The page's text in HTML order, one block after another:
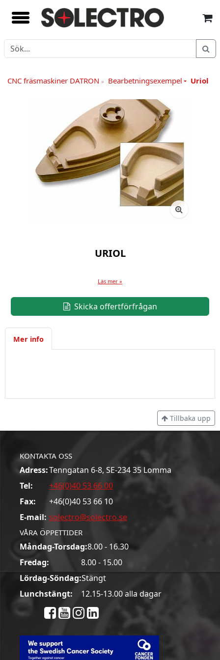
CNC fräsmaskiner DATRON» Bearbetningsexempel Uriol
URIOL
Läs mer »
Skicka offertförfrågan
Mer info
Tillbaka upp
KONTAKTA OSS
Adress:Tenngatan 6-8, SE-234 35 Lomma
Tel:
+46(0)40 53 66 00
Fax:
+46(0)40 53 66 10
E-mail: solectro@solectro.se
VÅRA ÖPPETTIDER
Måndag-Torsdag:8.00 - 16.30
Fredag:
8.00 - 15.00
Lördag-Söndag:Stängt
Lunchstängt:
12.15-13.00 alla dagar